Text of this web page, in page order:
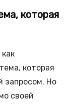
которая
которая
запросом. Но
своей